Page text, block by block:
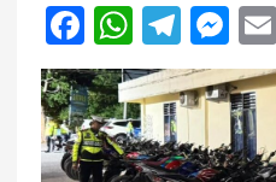
F
a
c
e
W
h
a
ts
T
el
e
g
M
e
ss
e